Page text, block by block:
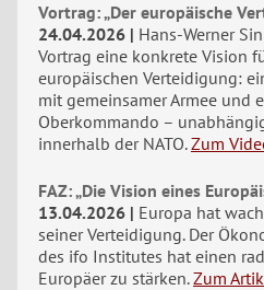
Vortrag: „Der europäische
24.04.2026
Hans-Werner
Vortrag eine konkrete Vision
europäischen Verteidigung:
mit gemeinsamer Armee und
Oberkommando –
innerhalb der NATO. Zum
FAZ: „Die Vision eines
13.04.2026
Europa hat
seiner Verteidigung. Der
des ifo Institutes hat einen
Europäer zu stärken. Zum